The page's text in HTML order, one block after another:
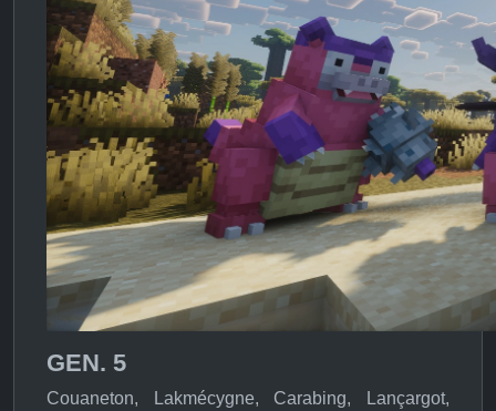
GEN. 5
Couaneton, Lakmécygne, Carabing, Lançargot,